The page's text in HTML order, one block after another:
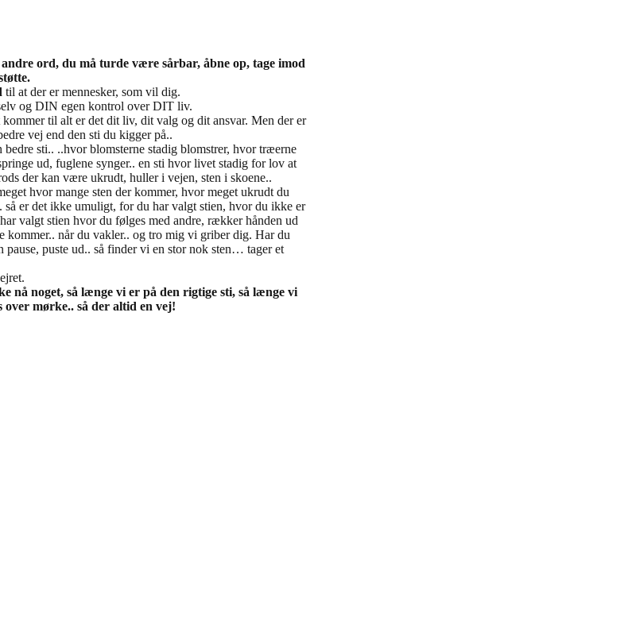
andre ord, du må turde være sårbar, åbne op, tage imod
til at der er mennesker, som vil dig.
og DIN egen kontrol over DIT liv.
kommer til alt er det dit liv, dit valg og dit ansvar. Men der er
vej end den sti du kigger på..
bedre sti.. ..hvor blomsterne stadig blomstrer, hvor træerne
ud, fuglene synger.. en sti hvor livet stadig for lov at
der kan være ukrudt, huller i vejen, sten i skoene..
hvor mange sten der kommer, hvor meget ukrudt du
så er det ikke umuligt, for du har valgt stien, hvor du ikke er
valgt stien hvor du følges med andre, rækker hånden ud
kommer.. når du vakler.. og tro mig vi griber dig. Har du
pause, puste ud.. så finder vi en stor nok sten… tager et
nå noget, så længe vi er på den rigtige sti, så længe vi
over mørke.. så der altid en vej!